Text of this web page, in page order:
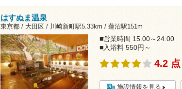
はすぬま温泉
東京都 / 大田区 / 川崎新町駅5.33km / 蓮沼駅151m
■営業時間 15:00～24:00
■入浴料 550円～
4.2 点
施設情報を見る